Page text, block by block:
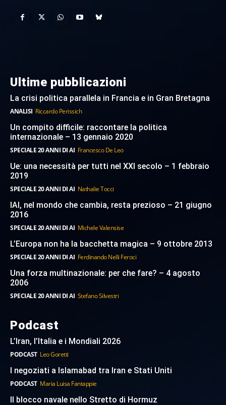
Ultime pubblicazioni
La crisi politica parallela in Francia e in Gran Bretagna
ANALISI Riccardo Perissich
Un compito difficile: raccontare la politica
internazionale – 13 gennaio 2020
SPECIALE 20 ANNI DI AI Francesco De Leo
Ue: una necessità per tutti nel XXI secolo – 1 febbraio
2019
SPECIALE 20 ANNI DI AI Nathalie Tocci
IAI, nel mondo che cambia, resta prezioso – 21 giugno
2016
SPECIALE 20 ANNI DI AI Michele Valensise
L’Europa non ha la bacchetta magica – 9 ottobre 2013
SPECIALE 20 ANNI DI AI Ferdinando Nelli Feroci
Una forza multinazionale: per che fare? – 4 agosto
2006
SPECIALE 20 ANNI DI AI Stefano Silvestri
Podcast
L’Iran, l’Italia e i Mondiali 2026
PODCAST Leo Goretti
I negoziati a Islamabad tra Iran e Stati Uniti
PODCAST Maria Luisa Fantappie
Il blocco navale nello Stretto di Hormuz